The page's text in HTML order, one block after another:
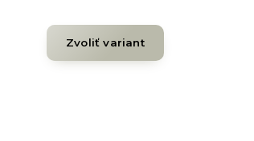
Zvoliť variant